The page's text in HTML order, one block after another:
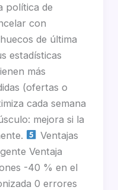
política de
con
de última
estadísticas
más
(ofertas o
cada semana
mejora si la
Ventajas
Ventaja
-40 % en el
0 errores